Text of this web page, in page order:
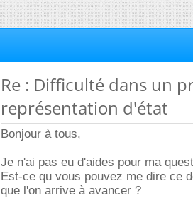
Re : Difficulté dans un
représentation d'état
Bonjour à tous,
Je n'ai pas eu d'aides pour ma
Est-ce qu vous pouvez me dire ce
que l'on arrive à avancer ?